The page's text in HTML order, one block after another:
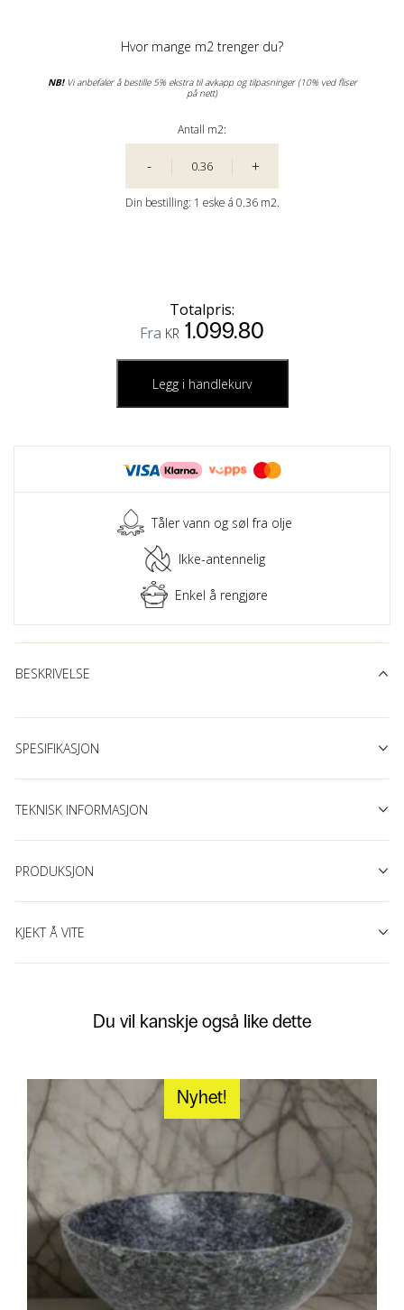
Hvor mange m2 trenger du?
NB!Vi anbefaler å bestille 5% ekstra til avkapp og tilpasninger (10% ved fliser
på nett)
Antall m2:
- +
Din bestilling: 1 eske á 0.36 m2.
Totalpris:
Fra KR 1.099.80
Legg i handlekurv
Tåler vann og søl fra olje
Ikke-antennelig
Enkel å rengjøre
BESKRIVELSE
SPESIFIKASJON
TEKNISK INFORMASJON
PRODUKSJON
KJEKT Å VITE
Du vil kanskje også like dette
Nyhet!